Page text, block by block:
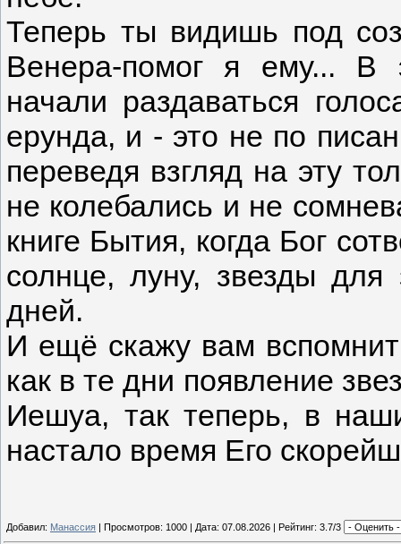
Теперь ты видишь под
Венера-помог я ему... В
начали раздаваться
ерунда, и - это не по
переведя взгляд на эту
не колебались и не
книге Бытия, когда Бог
солнце, луну, звезды
дней.
И ещё скажу вам
как в те дни появление
Иешуа, так теперь, в
настало время Его
Добавил: Манассия | Просмотров: 1000 | Дата: 07.08.2026 | Рейтинг: 3.7/3